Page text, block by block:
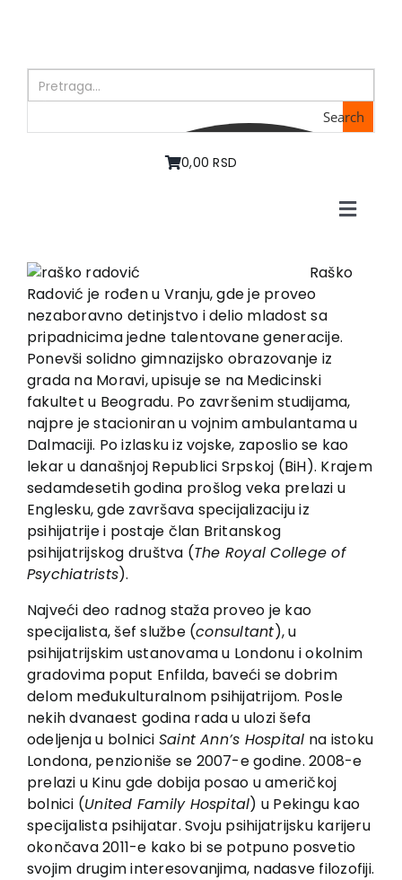
Search
0,00 RSD
Toggle
O nama
Knjige
U pripremi
Akcija
Autori
Vesti
EU PROJEKTI
Kontakt
Raško
Radović je rođen u Vranju, gde je proveo
nezaboravno detinjstvo i delio mladost sa
pripadnicima jedne talentovane generacije.
Ponevši solidno gimnazijsko obrazovanje iz
grada na Moravi, upisuje se na Medicinski
fakultet u Beogradu. Po završenim studijama,
najpre je stacioniran u vojnim ambulantama u
Dalmaciji. Po izlasku iz vojske, zaposlio se kao
lekar u današnjoj Republici Srpskoj (BiH). Krajem
sedamdesetih godina prošlog veka prelazi u
Englesku, gde završava specijalizaciju iz
psihijatrije i postaje član Britanskog
psihijatrijskog društva (The Royal College of
Psychiatrists).
Najveći deo radnog staža proveo je kao
specijalista, šef službe (consultant), u
psihijatrijskim ustanovama u Londonu i okolnim
gradovima poput Enfilda, baveći se dobrim
delom međukulturalnom psihijatrijom. Posle
nekih dvanaest godina rada u ulozi šefa
odeljenja u bolnici Saint Ann’s Hospital na istoku
Londona, penzioniše se 2007-e godine. 2008-e
prelazi u Kinu gde dobija posao u američkoj
bolnici (United Family Hospital) u Pekingu kao
specijalista psihijatar. Svoju psihijatrijsku karijeru
okončava 2011-e kako bi se potpuno posvetio
svojim drugim interesovanjima, nadasve filozofiji.